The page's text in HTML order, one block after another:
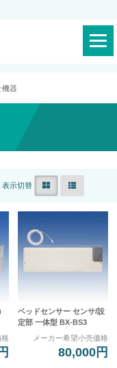
機器
表示切替
ベッドセンサー センサ/設
定部 一体型 BX-BS3
メーカー希望小売価格
80,000円